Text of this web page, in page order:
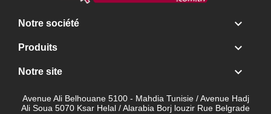
Notre société 
Produits 
Notre site 
Avenue Ali Belhouane 5100 - Mahdia Tunisie / Avenue Hadj
Ali Soua 5070 Ksar Helal / Alarabia Borj louzir Rue Belgrade